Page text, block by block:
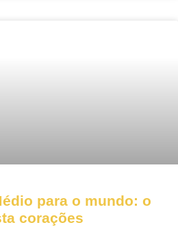
para o mundo: o
corações